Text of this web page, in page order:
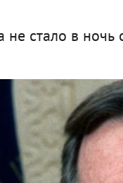
стало в